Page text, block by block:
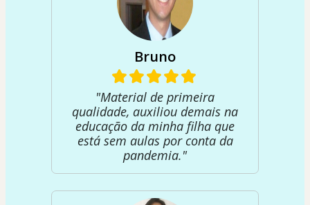
Bruno
"Material de primeira
qualidade, auxiliou demais na
educação da minha filha que
está sem aulas por conta da
pandemia."